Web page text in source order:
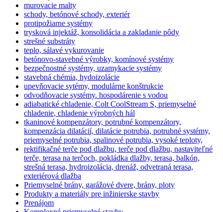
murovacie malty
schody, betónové schody, exteriér
protipožiarne systémy
trysková injektáž, konsolidácia a zakladanie pôdy
strešné substráty
teplo, sálavé vykurovanie
betónovo-stavebné výrobky, komínové systémy
bezpečnostné systémy, uzamykacie systémy
stavebná chémia, hydoizolácie
upevňovacie sytémy, modulárne konštrukcie
odvodňovacie systémy. hospodárenie s vodou
adiabatické chladenie, Colt CoolStream S, priemyselné
chladenie, chladenie výrobných hál
tkaninové kompenzátory, potrubné kompenzátory,
kompenzácia dilatácií, dilatácie potrubia, potrubné systémy,
priemyselné potrubia, spalinové potrubia, vysoké teploty,
rektifikačné terče pod dlažbu, terče pod dlažbu, nastaviteľné
terče, terasa na terčoch, pokládka dlažby, terasa, balkón,
strešná terasa, hydroizolácia, drenáž, odvetraná terasa,
exteriérová dlažba
Priemyselné brány, garážové dvere, brány, ploty
Produkty a materiály pre inžinierske stavby
Prenájom